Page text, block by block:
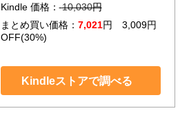
Kindle 価格： 10,030円
まとめ買い価格： 7,021円 3,009円
OFF(30%)
Kindleストアで調べる